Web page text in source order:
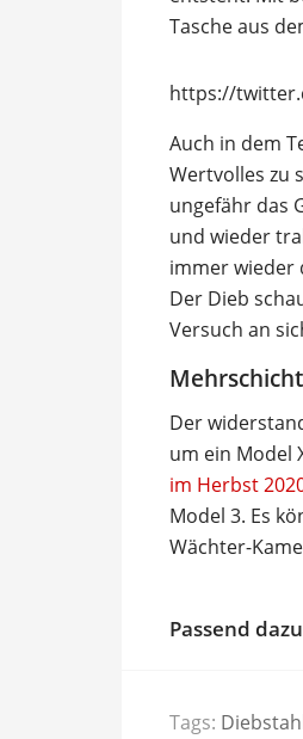
Tasche aus
https://
Auch in dem
Wertvolles zu
ungefähr das
und wieder
immer wieder
Der Dieb
Versuch an
Der
um ein Model
im Herbst
Model 3. Es
Wächter-
Passend dazu
Tags: